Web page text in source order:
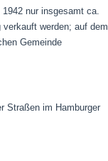
nur insgesamt ca.
werden; auf dem
Gemeinde
Straßen im Hamburger